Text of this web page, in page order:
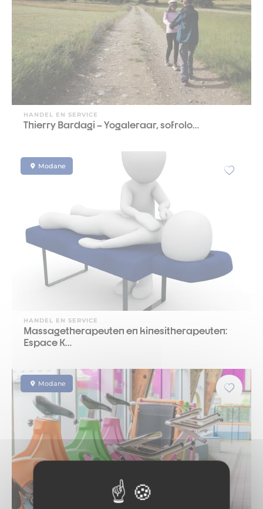
HANDEL EN SERVICE
Thierry Bardagi – Yogaleraar, sofrolo…
Modane
HANDEL EN SERVICE
Massagetherapeuten en kinesitherapeuten:
Espace K…
Modane